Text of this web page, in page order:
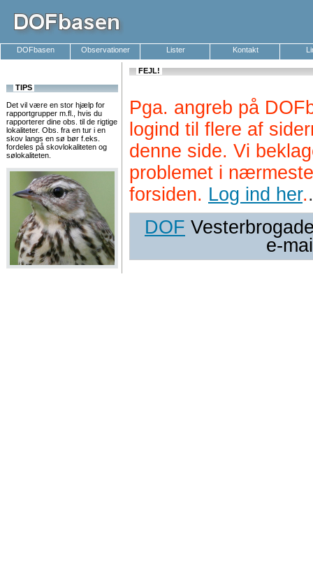
DOFbasen Observationer Lister Kontakt
TIPS
Det vil være en stor hjælp for
rapportgrupper m.fl., hvis du
rapporterer dine obs. til de rigtige
lokaliteter. Obs. fra en tur i en
skov langs en sø bør f.eks.
fordeles på skovlokaliteten og
sølokaliteten.
FEJL!
Pga. angreb på
logind til flere af
denne side. Vi
problemet i
forsiden. Log ind her..
DOF
e-